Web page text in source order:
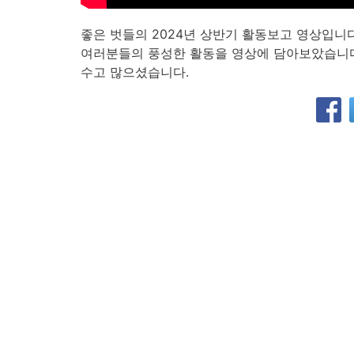
좋은 벗들의 2024년 상반기 활동보고 영상입니
여러분들의 풍성한 활동을 영상에 담아보았습니
수고 많으셨습니다.